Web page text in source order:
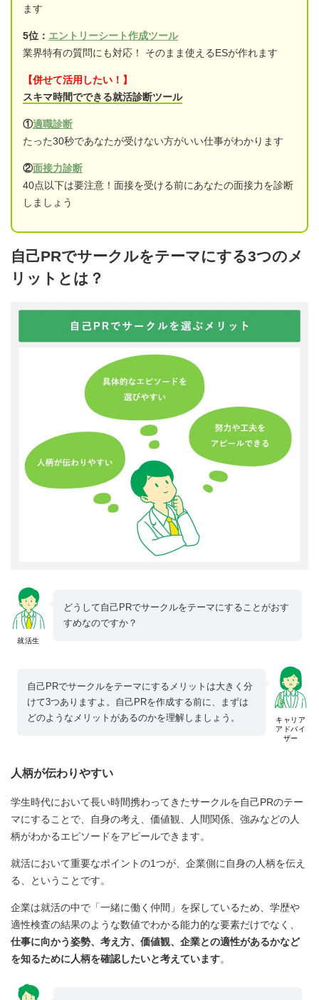
ます
5位： エントリーシート作成ツール
業界特有の質問にも対応！ そのまま使えるESが作れます
【併せて活用したい！】
スキマ時間でできる就活診断ツール
①適職診断
たった30秒であなたが受けない方がいい仕事がわかります
②面接力診断
40点以下は要注意！面接を受ける前にあなたの面接力を診断
しましょう
自己PRでサークルをテーマにする3つのメ
リットとは？
就活生
どうして自己PRでサークルをテーマにすることがおす
すめなのですか？
キャリア
アドバイ
ザー
自己PRでサークルをテーマにするメリットは大きく分
けて3つありますよ。自己PRを作成する前に、まずは
どのようなメリットがあるのかを理解しましょう。
人柄が伝わりやすい
学生時代において長い時間携わってきたサークルを自己PRのテー
マにすることで、自身の考え、価値観、人間関係、強みなどの人
柄がわかるエピソードをアピールできます。
就活において重要なポイントの1つが、企業側に自身の人柄を伝え
る、ということです。
企業は就活の中で「一緒に働く仲間」を探しているため、学歴や
適性検査の結果のような数値でわかる能力的な要素だけでなく、
仕事に向かう姿勢、考え方、価値観、企業との適性があるかなど
を知るために人柄を確認したいと考えています。